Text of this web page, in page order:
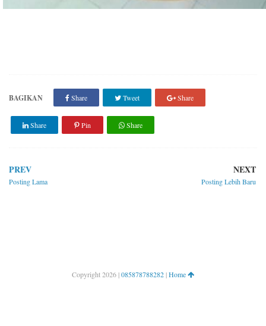
BAGIKAN Share Tweet Share
Share Pin Share
PREV
Posting Lama
NEXT
Posting Lebih Baru
Copyright2026 |085878788282 |Home